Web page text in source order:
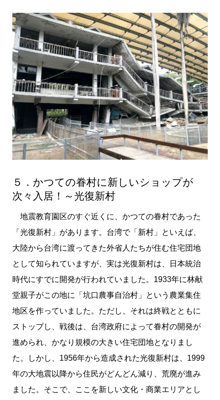
５．かつての眷村に新しいショップが
次々入居！～光復新村
地震教育園区のすぐ近くに、かつての眷村であった
「光復新村」があります。台湾で「新村」といえば、
大陸から台湾に渡ってきた外省人たちが住む住宅団地
として知られていますが、実は光復新村は、日本統治
時代にすでに開発が行われていました。1933年に林献
堂親子がこの地に「坑口農事自治村」という農業集住
地区を作っていました。ただし、それは終戦とともに
ストップし、戦後は、台湾政府によって眷村の開発が
進められ、かなり規模の大きい住宅団地となりまし
た。しかし、1956年から造成された光復新村は、1999
年の大地震以降から住民がどんどん減り、荒廃が進み
ました。そこで、ここを新しい文化・商業エリアとし